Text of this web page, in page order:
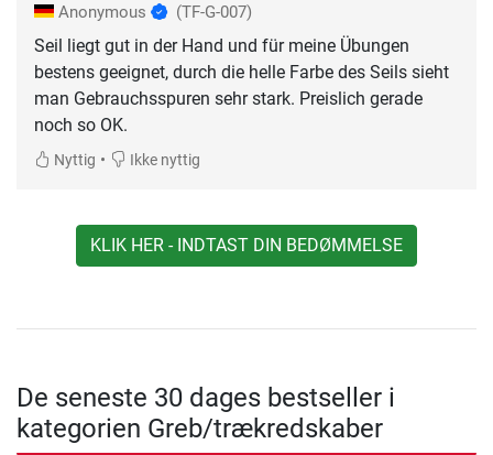
Anonymous (TF-G-007)
Seil liegt gut in der Hand und für meine Übungen
bestens geeignet, durch die helle Farbe des Seils sieht
man Gebrauchsspuren sehr stark. Preislich gerade
noch so OK.
Nyttig • Ikke nyttig
KLIK HER - INDTAST DIN BEDØMMELSE
De seneste 30 dages bestseller i
kategorien Greb/trækredskaber